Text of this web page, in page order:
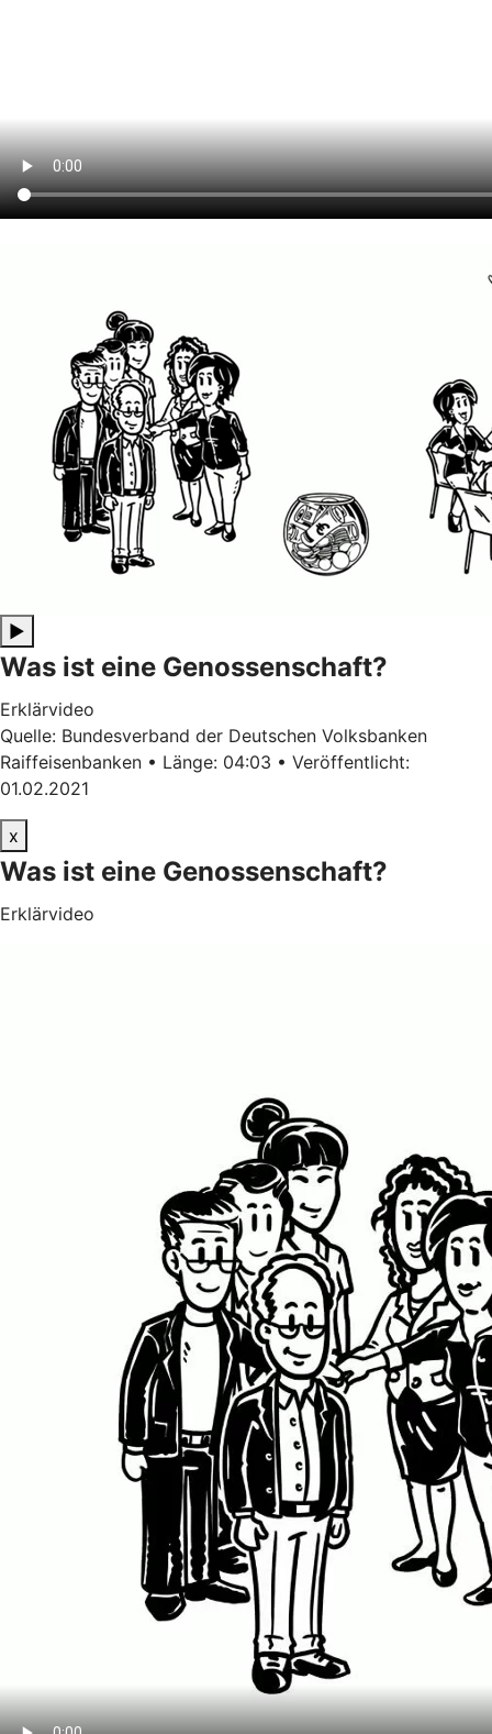
▶
Was ist eine Genossenschaft?
Erklärvideo
Quelle: Bundesverband der Deutschen Volksbanken
Raiffeisenbanken • Länge: 04:03 • Veröffentlicht:
01.02.2021
x
Was ist eine Genossenschaft?
Erklärvideo